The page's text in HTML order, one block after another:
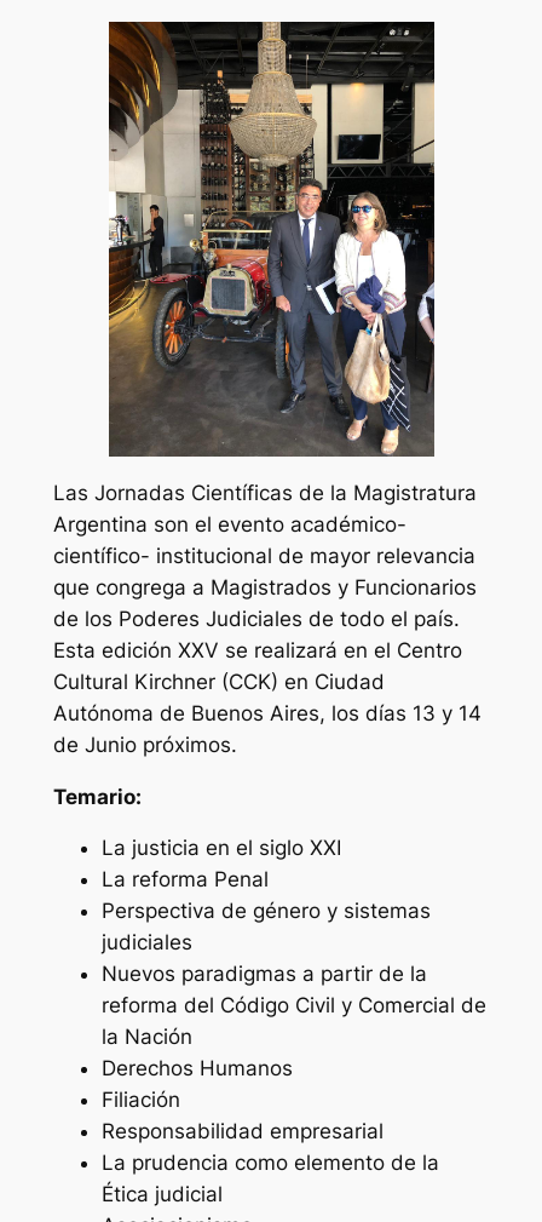
Las Jornadas Científicas de la Magistratura
Argentina son el evento académico-
científico- institucional de mayor relevancia
que congrega a Magistrados y Funcionarios
de los Poderes Judiciales de todo el país.
Esta edición XXV se realizará en el Centro
Cultural Kirchner (CCK) en Ciudad
Autónoma de Buenos Aires, los días 13 y 14
de Junio próximos.
Temario:
La justicia en el siglo XXI
La reforma Penal
Perspectiva de género y sistemas
judiciales
Nuevos paradigmas a partir de la
reforma del Código Civil y Comercial de
la Nación
Derechos Humanos
Filiación
Responsabilidad empresarial
La prudencia como elemento de la
Ética judicial